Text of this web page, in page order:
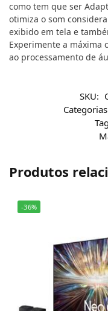
como tem que ser
otimiza o som
exibido em tela e
Experimente a máxima
ao processamento de
SKU:
Produtos
-36%